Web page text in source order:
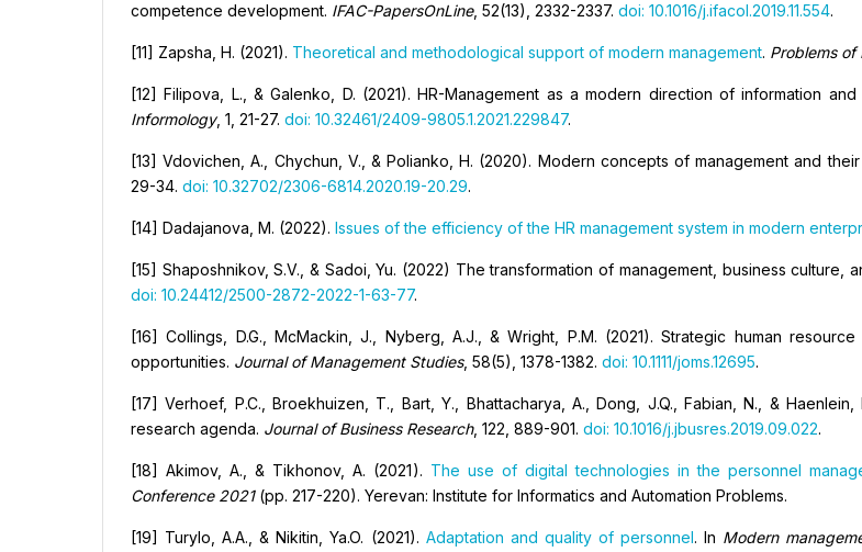
competence development. IFAC-PapersOnLine, 52(13), 2332-2337. doi: 10.1016/j.ifacol.2019.11.554.
[11] Zapsha, H. (2021). Theoretical and methodological support of modern management. Problems of
[12] Filipova, L., & Galenko, D. (2021). HR-Management as a modern direction of information
Informology, 1, 21-27. doi: 10.32461/2409-9805.1.2021.229847.
[13] Vdovichen, A., Chychun, V., & Polianko, H. (2020). Modern concepts of management and
29-34. doi: 10.32702/2306-6814.2020.19-20.29.
[14] Dadajanova, M. (2022). Issues of the efficiency of the HR management system in modern
[15] Shaposhnikov, S.V., & Sadoi, Yu. (2022) The transformation of management, business culture,
doi: 10.24412/2500-2872-2022-1-63-77.
[16] Collings, D.G., McMackin, J., Nyberg, A.J., & Wright, P.M. (2021). Strategic human
opportunities. Journal of Management Studies, 58(5), 1378-1382. doi: 10.1111/joms.12695.
[17] Verhoef, P.C., Broekhuizen, T., Bart, Y., Bhattacharya, A., Dong, J.Q., Fabian, N., &
research agenda. Journal of Business Research, 122, 889-901. doi: 10.1016/j.jbusres.2019.09.022.
[18] Akimov, A., & Tikhonov, A. (2021). The use of digital technologies in the personnel
Conference 2021(pp. 217-220). Yerevan: Institute for Informatics and Automation Problems.
[19] Turylo, A.A., & Nikitin, Ya.O. (2021). Adaptation and quality of personnel. In Modern